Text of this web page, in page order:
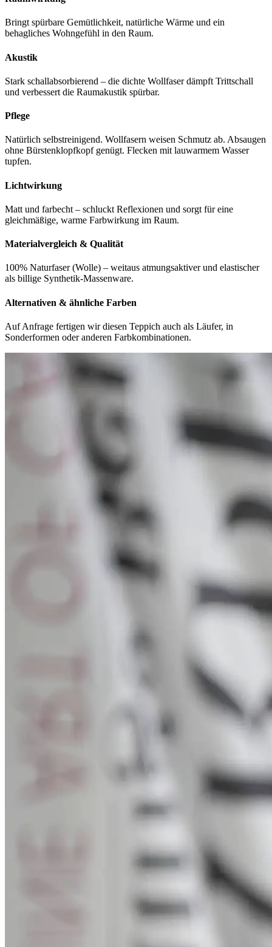
Bringt spürbare Gemütlichkeit, natürliche Wärme und ein
behagliches Wohngefühl in den Raum.
Akustik
Stark schallabsorbierend – die dichte Wollfaser dämpft Trittschall
und verbessert die Raumakustik spürbar.
Pflege
Natürlich selbstreinigend. Wollfasern weisen Schmutz ab. Absaugen
ohne Bürstenklopfkopf genügt. Flecken mit lauwarmem Wasser
tupfen.
Lichtwirkung
Matt und farbecht – schluckt Reflexionen und sorgt für eine
gleichmäßige, warme Farbwirkung im Raum.
Materialvergleich & Qualität
100% Naturfaser (Wolle) – weitaus atmungsaktiver und elastischer
als billige Synthetik-Massenware.
Alternativen & ähnliche Farben
Auf Anfrage fertigen wir diesen Teppich auch als Läufer, in
Sonderformen oder anderen Farbkombinationen.